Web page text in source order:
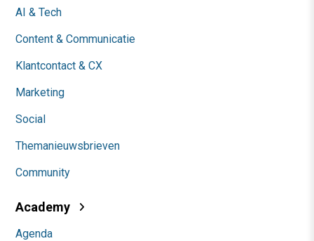
AI & Tech
Content & Communicatie
Klantcontact & CX
Marketing
Social
Themanieuwsbrieven
Community
Academy
Agenda